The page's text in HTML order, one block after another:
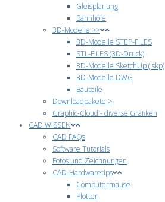
Gleisplanung
Bahnhöfe
3D-Modelle >>
3D-Modelle STEP-FILES
STL-FILES (3D-Druck)
3D-Modelle SketchUp (.skp)
3D-Modelle DWG
Bauteile
Downloadpakete >
Graphic-Cloud - diverse Grafiken
CAD WISSEN
CAD FAQs
Software Tutorials
Fotos und Zeichnungen
CAD-Hardwaretips
Computermäuse
Plotter